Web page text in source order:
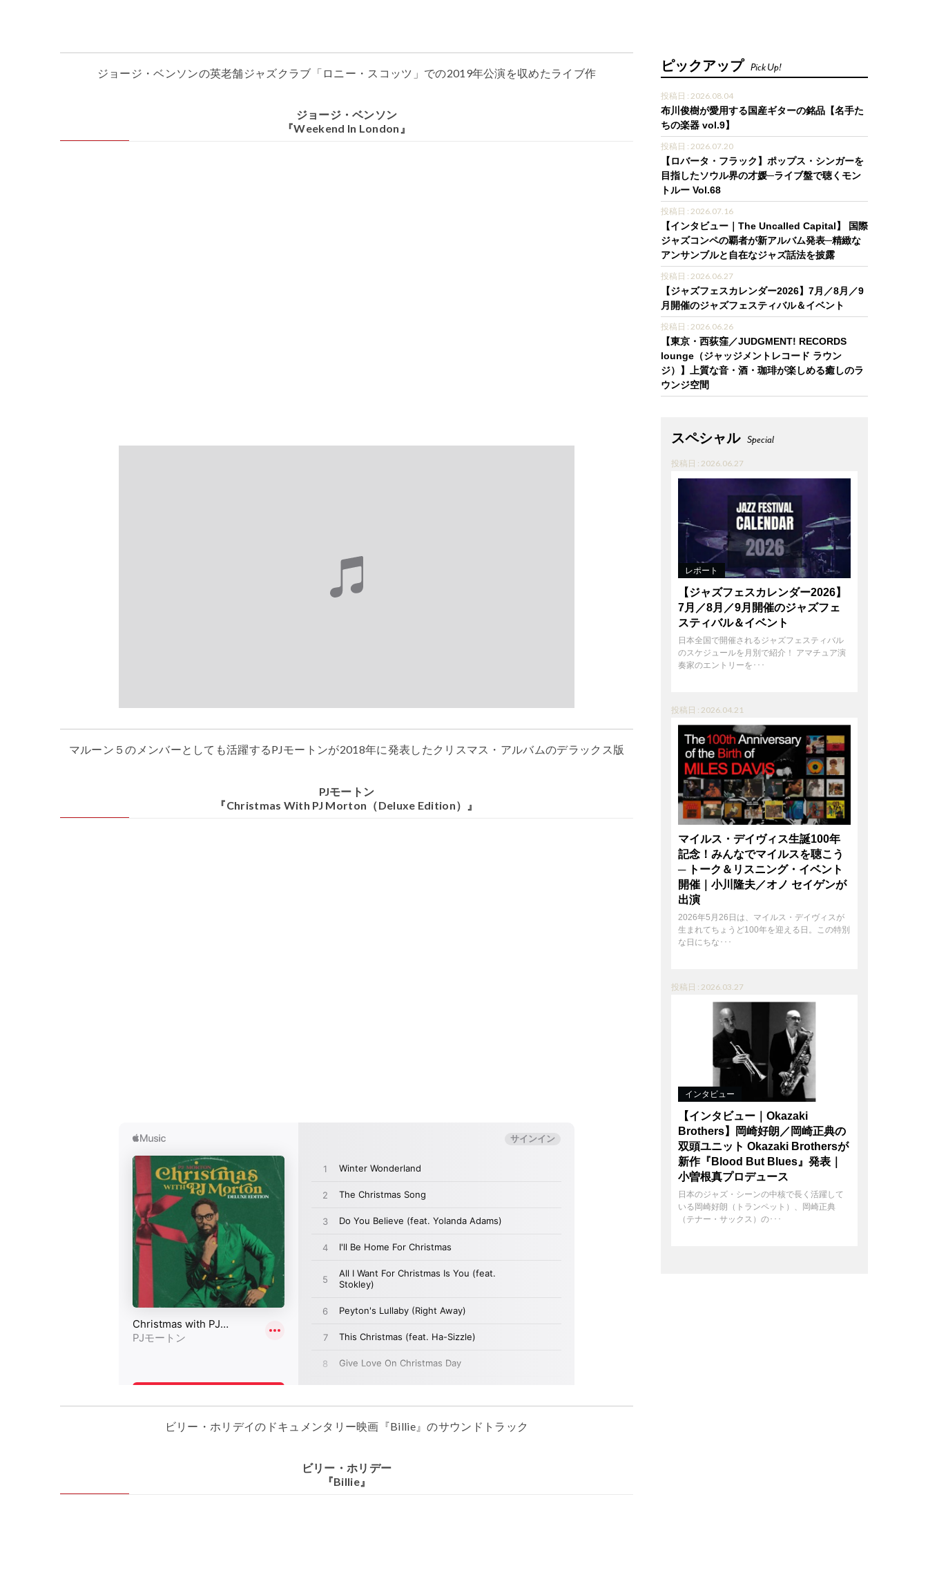
ジョージ・ベンソンの英老舗ジャズクラブ「ロニー・スコッツ」での2019年公演を収めたライブ作
ジョージ・ベンソン
『Weekend In London』
マルーン５のメンバーとしても活躍するPJモートンが2018年に発表したクリスマス・アルバムのデラックス版
PJモートン
『Christmas With PJ Morton （Deluxe Edition）』
ビリー・ホリデイのドキュメンタリー映画『Billie 』のサウンドトラック
ビリー・ホリデー
『Billie』
ピックアップ Pick Up!
投稿日 : 2026.08.04
布川俊樹が愛用する国産ギターの銘品【名手た
ちの楽器 vol.9】
投稿日 : 2026.07.20
【ロバータ・フラック】ポップス・シンガーを
目指したソウル界の才媛─ライブ盤で聴くモン
トルー Vol.68
投稿日 : 2026.07.16
【インタビュー｜The Uncalled Capital】 国際
ジャズコンペの覇者が新アルバム発表─精緻な
アンサンブルと自在なジャズ話法を披露
投稿日 : 2026.06.27
【ジャズフェスカレンダー2026】7月／8月／9
月開催のジャズフェスティバル＆イベント
投稿日 : 2026.06.26
【東京・西荻窪／JUDGMENT! RECORDS
lounge（ジャッジメントレコード ラウン
ジ）】上質な音・酒・珈琲が楽しめる癒しのラ
ウンジ空間
スペシャル Special
投稿日 : 2026.06.27
レポート
【ジャズフェスカレンダー2026】
7月／8月／9月開催のジャズフェ
スティバル＆イベント
日本全国で開催されるジャズフェスティバル
のスケジュールを月別で紹介！ アマチュア演
奏家のエントリーを･･･
投稿日 : 2026.04.21
マイルス・デイヴィス生誕100年
記念！みんなでマイルスを聴こう
─ トーク＆リスニング・イベント
開催｜小川隆夫／オノ セイゲンが
出演
2026年5月26日は、マイルス・デイヴィスが
生まれてちょうど100年を迎える日。この特別
な日にちな･･･
投稿日 : 2026.03.27
インタビュー
【インタビュー｜Okazaki
Brothers】岡崎好朗／岡崎正典の
双頭ユニット Okazaki Brothersが
新作『Blood But Blues』発表｜
小曽根真プロデュース
日本のジャズ・シーンの中核で長く活躍して
いる岡崎好朗（トランペット）、岡崎正典
（テナー・サックス）の･･･